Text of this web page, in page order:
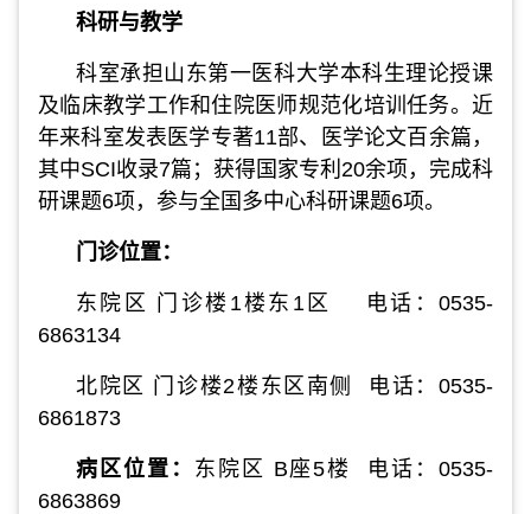
科研与教学
科室承担山东第一医科大学本科生理论授课
及临床教学工作和住院医师规范化培训任务。近
年来科室发表医学专著11部、医学论文百余篇，
其中SCI收录7篇；获得国家专利20余项，完成科
研课题6项，参与全国多中心科研课题6项。
门诊位置：
东院区 门诊楼1楼东1区 电话：0535-
6863134
北院区 门诊楼2楼东区南侧 电话：0535-
6861873
病区位置： 东院区 B座5楼
电话：0535-
6863869